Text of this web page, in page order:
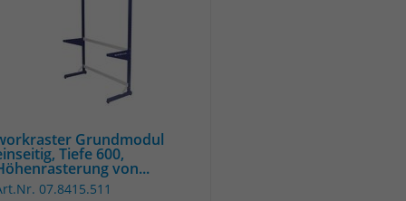
Grundmodul
Tiefe 600,
von...
07.8415.511